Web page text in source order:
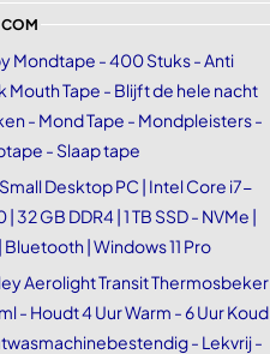
Mondtape - 400 Stuks - Anti
Mouth Tape - Blijft de hele nacht
- Mond Tape - Mondpleisters -
- Slaap tape
Desktop PC | Intel Core i7-
| 32 GB DDR4 | 1 TB SSD - NVMe |
Bluetooth | Windows 11 Pro
Aerolight Transit Thermosbeker
- Houdt 4 Uur Warm - 6 Uur Koud
- Lekvrij -